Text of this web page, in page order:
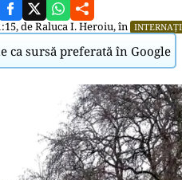
deRaluca I. Heroiu, în
ca sursă preferată în Google